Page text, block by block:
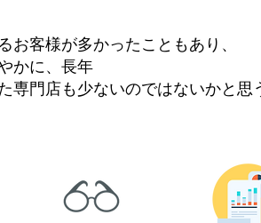
お客様が多かったこともあり、
かに、長年
専門店も少ないのではないかと